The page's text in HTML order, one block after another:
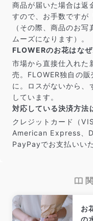
よくある質問
Q. 毎月自動でお花が
いいえ、毎月自動でお
Q. 配送できないエリ
ただいま沖縄・離島エ
ん。ご了承ください。
指定はできません。受
マトのアプリから変更
Q. 注文後にキャンセ
ご注文後一定時間内で
商品が届いた場合は返
すので、お手数ですが
（その際、商品のお
ムーズになります）。
FLOWERのお花はなぜ
市場から直接仕入れた
売。FLOWER独自の
に。ロスがないから、
しています。
対応している決済方法
クレジットカード（
American Express、
PayPayでお支払いい
お
の